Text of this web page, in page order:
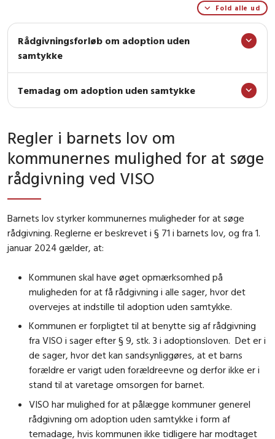
Fold alle ud
Rådgivningsforløb om adoption uden
samtykke
Temadag om adoption uden samtykke
Regler i barnets lov om
kommunernes mulighed for at søge
rådgivning ved VISO
Barnets lov styrker kommunernes muligheder for at søge
rådgivning. Reglerne er beskrevet i § 71 i barnets lov, og fra 1.
januar 2024 gælder, at:
Kommunen skal have øget opmærksomhed på
muligheden for at få rådgivning i alle sager, hvor det
overvejes at indstille til adoption uden samtykke.
Kommunen er forpligtet til at benytte sig af rådgivning
fra VISO i sager efter § 9, stk. 3 i adoptionsloven. Det er i
de sager, hvor det kan sandsynliggøres, at et barns
forældre er varigt uden forældreevne og derfor ikke er i
stand til at varetage omsorgen for barnet.
VISO har mulighed for at pålægge kommuner generel
rådgivning om adoption uden samtykke i form af
temadage, hvis kommunen ikke tidligere har modtaget